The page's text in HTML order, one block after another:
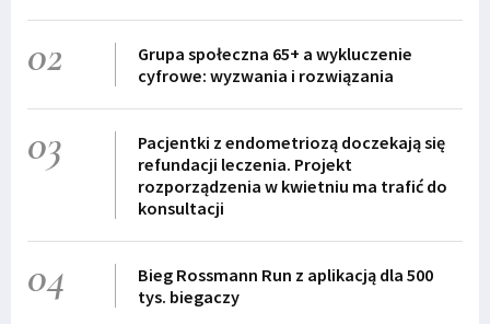
02
Grupa społeczna 65+ a wykluczenie
cyfrowe: wyzwania i rozwiązania
03
Pacjentki z endometriozą doczekają się
refundacji leczenia. Projekt
rozporządzenia w kwietniu ma trafić do
konsultacji
04
Bieg Rossmann Run z aplikacją dla 500
tys. biegaczy